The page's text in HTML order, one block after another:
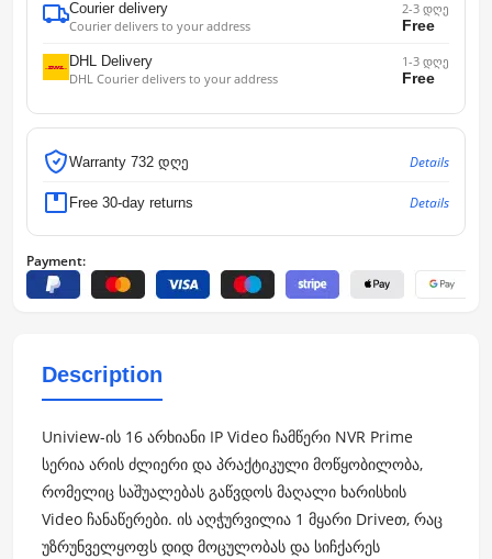
Courier delivery
Courier delivers to your address
2-3 დღე
Free
DHL Delivery
DHL Courier delivers to your address
1-3 დღე
Free
Warranty 732 დღე Details
Free 30-day returns Details
Payment:
Description
Uniview-ის 16 არხიანი IP Video ჩამწერი NVR Prime
სერია არის ძლიერი და პრაქტიკული მოწყობილობა,
რომელიც საშუალებას გაწვდოს მაღალი ხარისხის
Video ჩანაწერები. ის აღჭურვილია 1 მყარი Driveთ, რაც
უზრუნველყოფს დიდ მოცულობას და სიჩქარეს